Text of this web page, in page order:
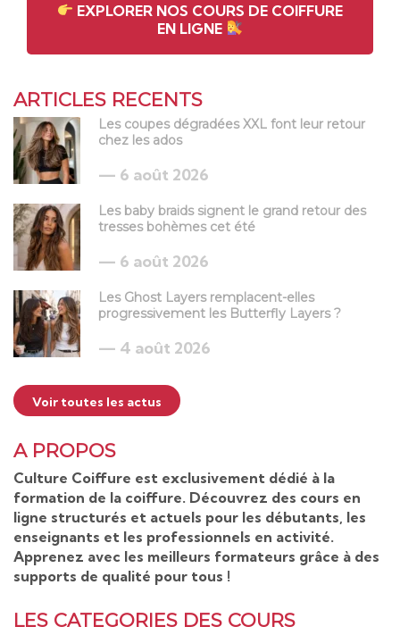
EXPLORER NOS COURS DE COIFFURE
EN LIGNE
ARTICLES RECENTS
Les coupes dégradées XXL font leur retour
chez les ados
6 août 2026
Les baby braids signent le grand retour des
tresses bohèmes cet été
6 août 2026
Les Ghost Layers remplacent-elles
progressivement les Butterfly Layers ?
4 août 2026
Voir toutes les actus
A PROPOS
Culture Coiffure est exclusivement dédié à la
formation de la coiffure. Découvrez des cours en
ligne structurés et actuels pour les débutants, les
enseignants et les professionnels en activité.
Apprenez avec les meilleurs formateurs grâce à des
supports de qualité pour tous !
LES CATEGORIES DES COURS